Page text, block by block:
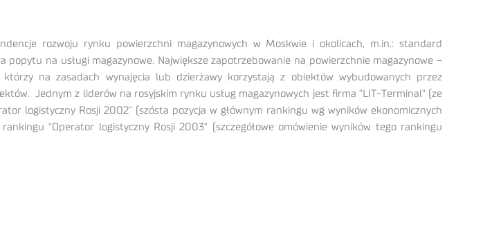
rozwoju rynku powierzchni magazynowych w Moskwie i okolicach, m.in.: standard
na usługi magazynowe. Największe zapotrzebowanie na powierzchnie magazynowe –
na zasadach wynajęcia lub dzierżawy korzystają z obiektów wybudowanych przez
Jednym z liderów na rosyjskim rynku usług magazynowych jest firma "LIT-Terminal" (ze
logistyczny Rosji 2002” (szósta pozycja w głównym rankingu wg wyników ekonomicznych
"Operator logistyczny Rosji 2003" (szczegółowe omówienie wyników tego rankingu